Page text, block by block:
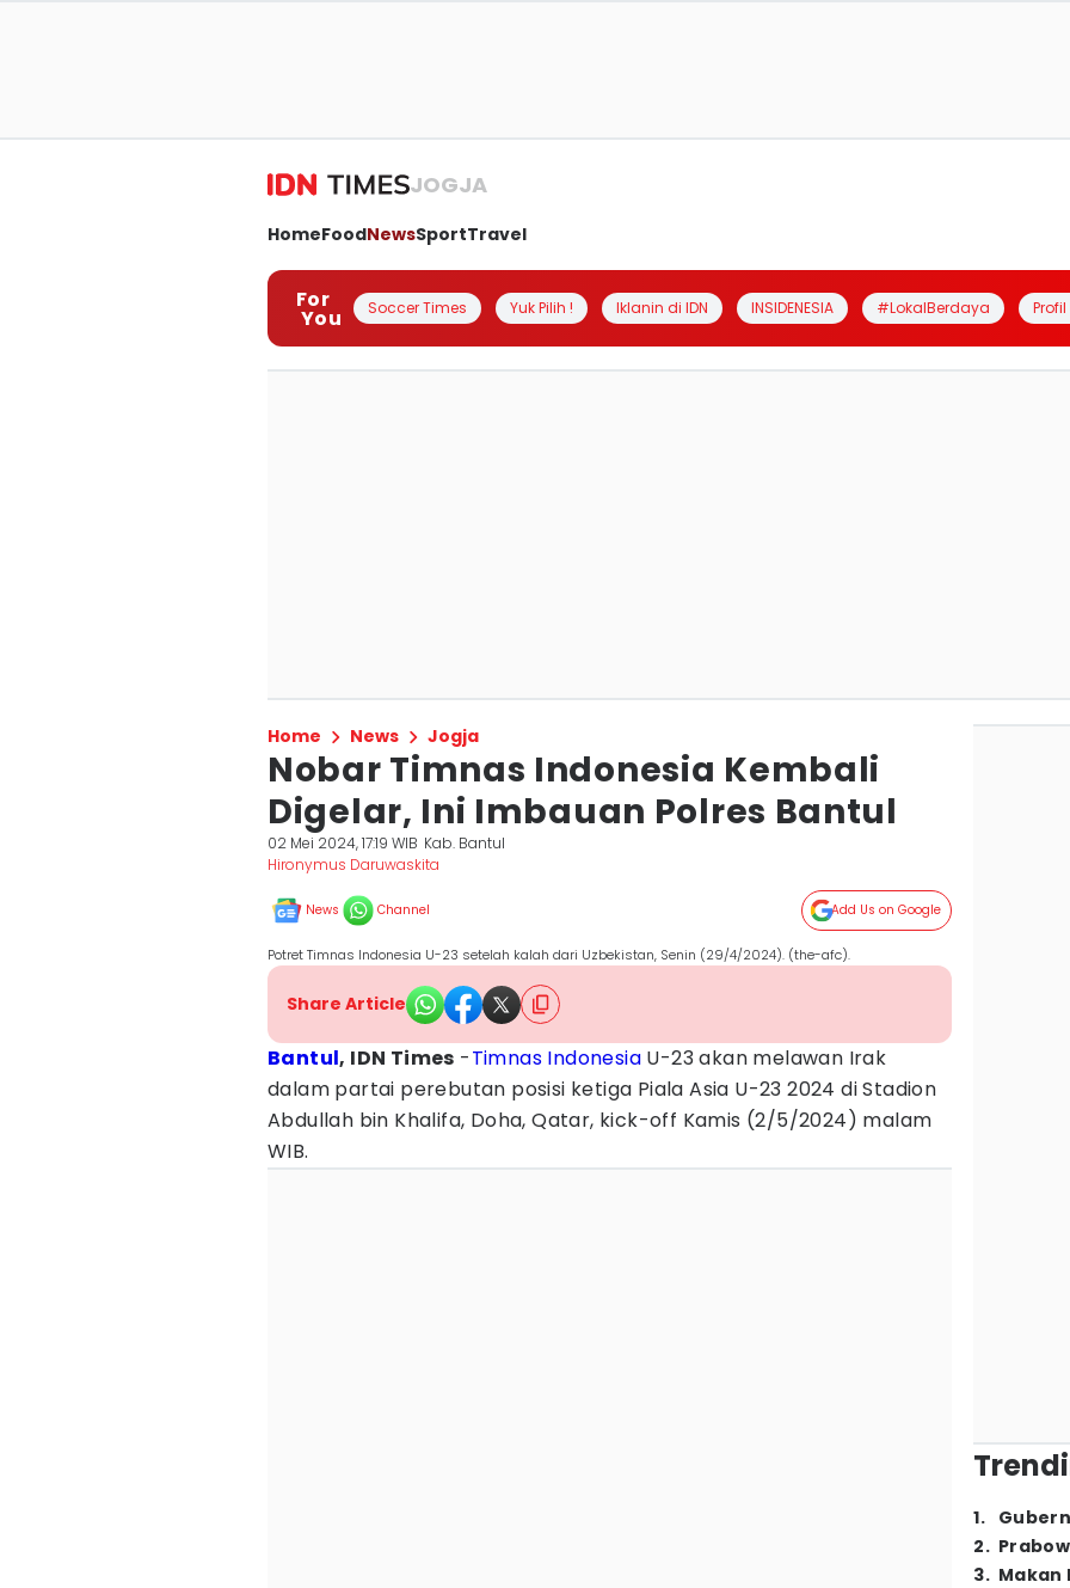
JOGJA
HomeFoodNewsSportTravel
For
You Soccer Times Yuk Pilih ! Iklanin di IDN INSIDENESIA #LokalBerdaya
Home News Jogja
Nobar Timnas Indonesia Kembali
Digelar, Ini Imbauan Polres Bantul
02 Mei 2024, 17:19 WIB Kab. Bantul
Hironymus Daruwaskita
News Channel Add Us on Google
Potret Timnas Indonesia U-23 setelah kalah dari Uzbekistan, Senin (29/4/2024). (the-afc).
Share Article
Bantul, IDN Times -Timnas Indonesia U-23 akan melawan Irak
dalam partai perebutan posisi ketiga Piala Asia U-23 2024 di Stadion
Abdullah bin Khalifa, Doha, Qatar, kick-off Kamis (2/5/2024) malam
WIB.
1.
2.
3. Makan